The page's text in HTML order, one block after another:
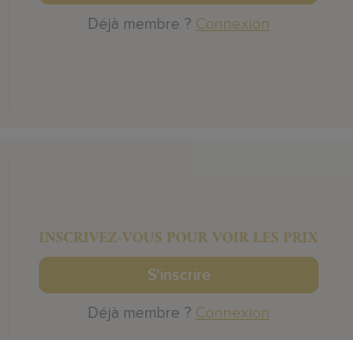
Déjà membre ? Connexion
INSCRIVEZ-VOUS POUR VOIR LES PRIX
S'inscrire
Déjà membre ? Connexion